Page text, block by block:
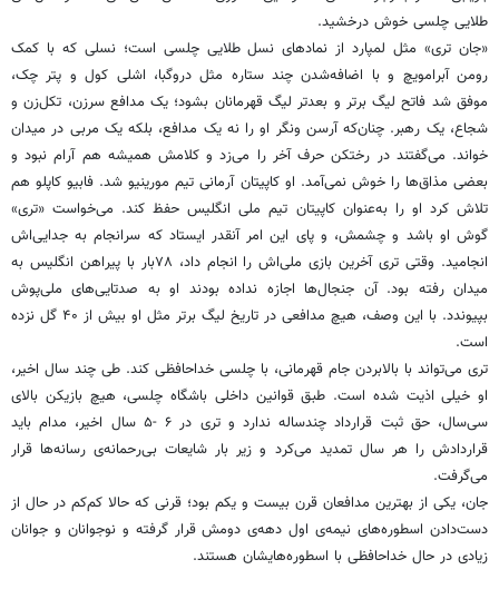
طلایی چلسی خوش درخشید.
«جان تری» مثل لمپارد از نمادهای نسل طلایی چلسی است؛ نسلی که با کمک
رومن آبرامویچ و با اضافه‌شدن چند ستاره مثل دروگبا، اشلی کول و پتر چک،
موفق شد فاتح لیگ برتر و بعدتر لیگ قهرمانان بشود؛ یک مدافع سرزن، تکل‌زن و
شجاع، یک رهبر. چنان‌که آرسن ونگر او را نه یک مدافع، بلکه یک مربی در میدان
خواند. می‌گفتند در رختکن حرف آخر را می‌زد و کلامش همیشه هم آرام نبود و
بعضی مذاق‌ها را خوش نمی‌آمد. او کاپیتان آرمانی تیم مورینیو شد. فابیو کاپلو هم
تلاش کرد او را به‌عنوان کاپیتان تیم ملی انگلیس حفظ کند. می‌خواست «تری»
گوش او باشد و چشمش، و پای این امر آنقدر ایستاد که سرانجام به جدایی‌اش
انجامید. وقتی تری آخرین بازی ملی‌اش را انجام داد، ۷۸بار با پیراهن انگلیس به
میدان رفته بود. آن جنجال‌ها اجازه نداده بودند او به صدتایی‌های ملی‌پوش
بپیوندد. با این وصف، هیچ مدافعی در تاریخ لیگ برتر مثل او بیش از ۴۰ گل نزده
است.
تری می‌تواند با بالابردن جام قهرمانی، با چلسی خداحافظی کند. طی چند سال اخیر،
او خیلی اذیت شده است. طبق قوانین داخلی باشگاه چلسی، هیچ بازیکن بالای
سی‌سال، حق ثبت قرارداد چندساله ندارد و تری در ۶ -۵ سال اخیر، مدام باید
قراردادش را هر سال تمدید می‌کرد و زیر بار شایعات بی‌رحمانه‌ی رسانه‌ها قرار
می‌گرفت.
جان، یکی از بهترین مدافعان قرن بیست و یکم بود؛ قرنی که حالا کم‌کم در حال از
دست‌دادن اسطوره‌های نیمه‌ی اول دهه‌ی دومش قرار گرفته و نوجوانان و جوانان
زیادی در حال خداحافظی با اسطوره‌هایشان هستند.